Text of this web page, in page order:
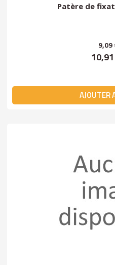
Patère de
9,09
AJOUTER